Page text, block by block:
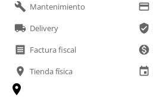
build Mantenimiento payment
local_shipping Delivery verified_user
receipt Factura fiscal monetization_on
location_on Tienda física event
location_on